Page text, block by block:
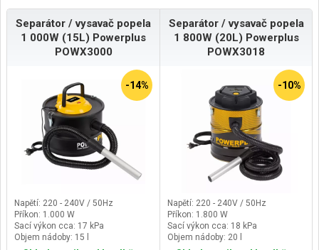
Separátor / vysavač popela
1 000W (15L) Powerplus
POWX3000
-14%
Napětí: 220 - 240V / 50Hz
Příkon: 1.000 W
Sací výkon cca: 17 kPa
Objem nádoby: 15 l
Separátor / vysavač popela
1 800W (20L) Powerplus
POWX3018
-10%
Napětí: 220 - 240V / 50Hz
Příkon: 1.800 W
Sací výkon cca: 18 kPa
Objem nádoby: 20 l